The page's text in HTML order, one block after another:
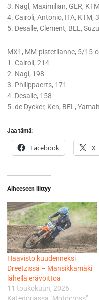
3. Nagl, Maximilian, GER,
4. Cairoli, Antonio, ITA, KTM,
5. Desalle, Clement, BEL,
MX1, MM-pistetilanne, 5/15-
1. Cairoli, 214
2. Nagl, 198
3. Philippaerts, 171
4. Desalle, 158
5. de Dycker, Ken, BEL,
Jaa tämä:
Facebook X
Aiheeseen liittyy
Haavisto kuudenneksi
Dreetzissä – Mansikkamäki
lähellä erävoittoa
11 toukokuun, 2026
Kategoriassa "Motocross"